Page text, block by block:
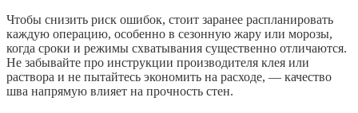
Чтобы снизить риск ошибок, стоит заранее распланировать
каждую операцию, особенно в сезонную жару или морозы,
когда сроки и режимы схватывания существенно отличаются.
Не забывайте про инструкции производителя клея или
раствора и не пытайтесь экономить на расходе, — качество
шва напрямую влияет на прочность стен.